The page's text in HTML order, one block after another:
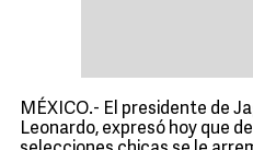
MÉXICO.- El presidente de
Leonardo, expresó hoy que